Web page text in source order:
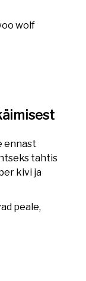
wolf
ennast
tahtis
kivi ja
peale,